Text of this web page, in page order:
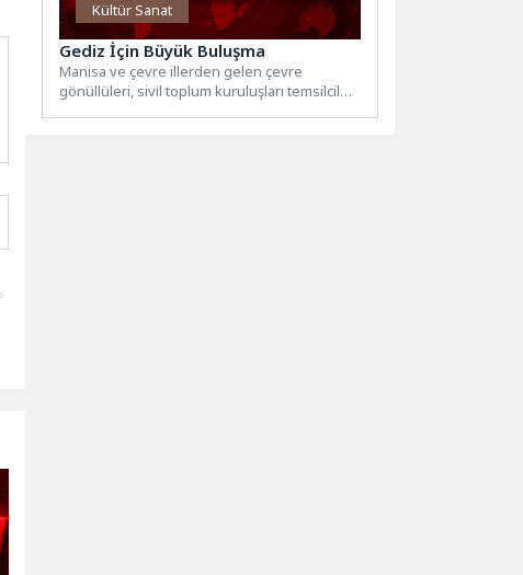
Kültür Sanat
Gediz İçin Büyük Buluşma
Manisa ve çevre illerden gelen çevre
gönüllüleri, sivil toplum kuruluşları temsilcileri